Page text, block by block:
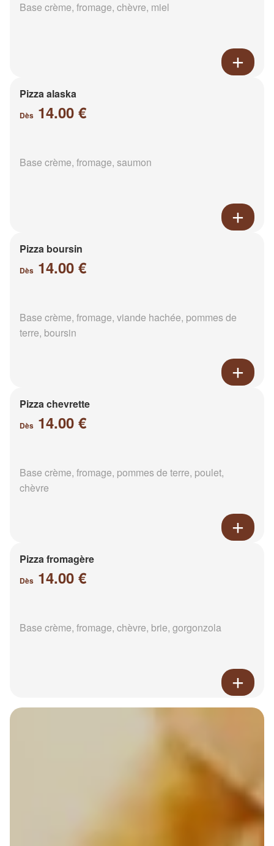
Base crème, fromage, chèvre, miel
Pizza alaska
Dès 14.00 €
Base crème, fromage, saumon
Pizza boursin
Dès 14.00 €
Base crème, fromage, viande hachée, pommes de
terre, boursin
Pizza chevrette
Dès 14.00 €
Base crème, fromage, pommes de terre, poulet,
chèvre
Pizza fromagère
Dès 14.00 €
Base crème, fromage, chèvre, brie, gorgonzola